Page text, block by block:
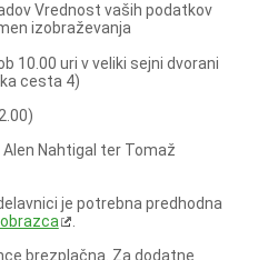
Vrednost vaših podatkov
izobraževanja
10.00 uri v veliki sejni dvorani
cesta 4)
Nahtigal ter Tomaž
je potrebna predhodna
brezplačna. Za dodatne